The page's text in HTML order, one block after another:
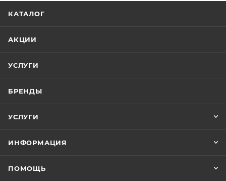
КАТАЛОГ
АКЦИИ
УСЛУГИ
БРЕНДЫ
УСЛУГИ
ИНФОРМАЦИЯ
ПОМОЩЬ